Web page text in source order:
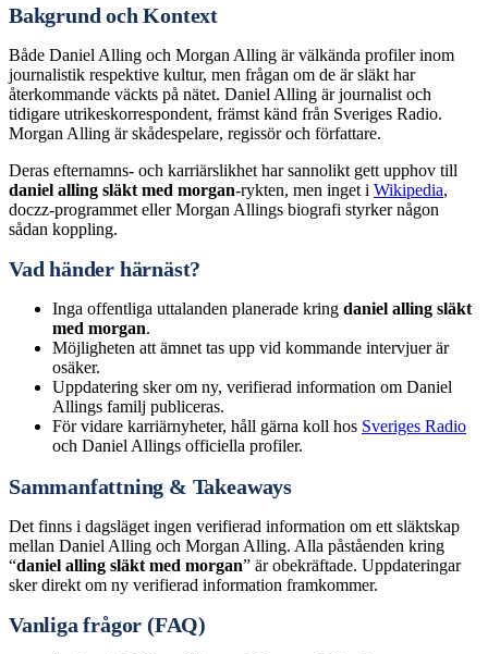
Bakgrund och Kontext
Både Daniel Alling och Morgan Alling är välkända profiler inom
journalistik respektive kultur, men frågan om de är släkt har
återkommande väckts på nätet. Daniel Alling är journalist och
tidigare utrikeskorrespondent, främst känd från Sveriges Radio.
Morgan Alling är skådespelare, regissör och författare.
Deras efternamns- och karriärslikhet har sannolikt gett upphov till
daniel alling släkt med morgan-rykten, men inget i Wikipedia,
doczz-programmet eller Morgan Allings biografi styrker någon
sådan koppling.
Vad händer härnäst?
Inga offentliga uttalanden planerade kring daniel alling släkt
med morgan.
Möjligheten att ämnet tas upp vid kommande intervjuer är
osäker.
Uppdatering sker om ny, verifierad information om Daniel
Allings familj publiceras.
För vidare karriärnyheter, håll gärna koll hos Sveriges Radio
och Daniel Allings officiella profiler.
Sammanfattning & Takeaways
Det finns i dagsläget ingen verifierad information om ett släktskap
mellan Daniel Alling och Morgan Alling. Alla påståenden kring
“daniel alling släkt med morgan” är obekräftade. Uppdateringar
sker direkt om ny verifierad information framkommer.
Vanliga frågor (FAQ)